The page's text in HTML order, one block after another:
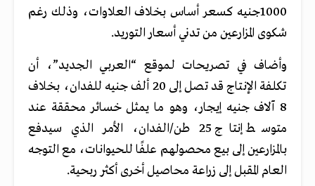
1000جنيه كسعر أساس بخلاف العلاوات، وذلك رغم
شكوى المزارعين من تدني أسعار التوريد.
وأضاف في تصريحات لـموقع “العربي الجديد”، أن
تكلفة الإنتاج قد تصل إلى 20 ألف جنيه للفدان، بخلاف
8 آلاف جنيه إيجار، وهو ما يمثل خسائر محققة عند
متوسط إنتاج 25 طن/الفدان، الأمر الذي سيدفع
بالمزارعين إلى بيع محصولهم علفًا للحيوانات، مع التوجه
العام المقبل إلى زراعة محاصيل أخرى أكثر ربحية.